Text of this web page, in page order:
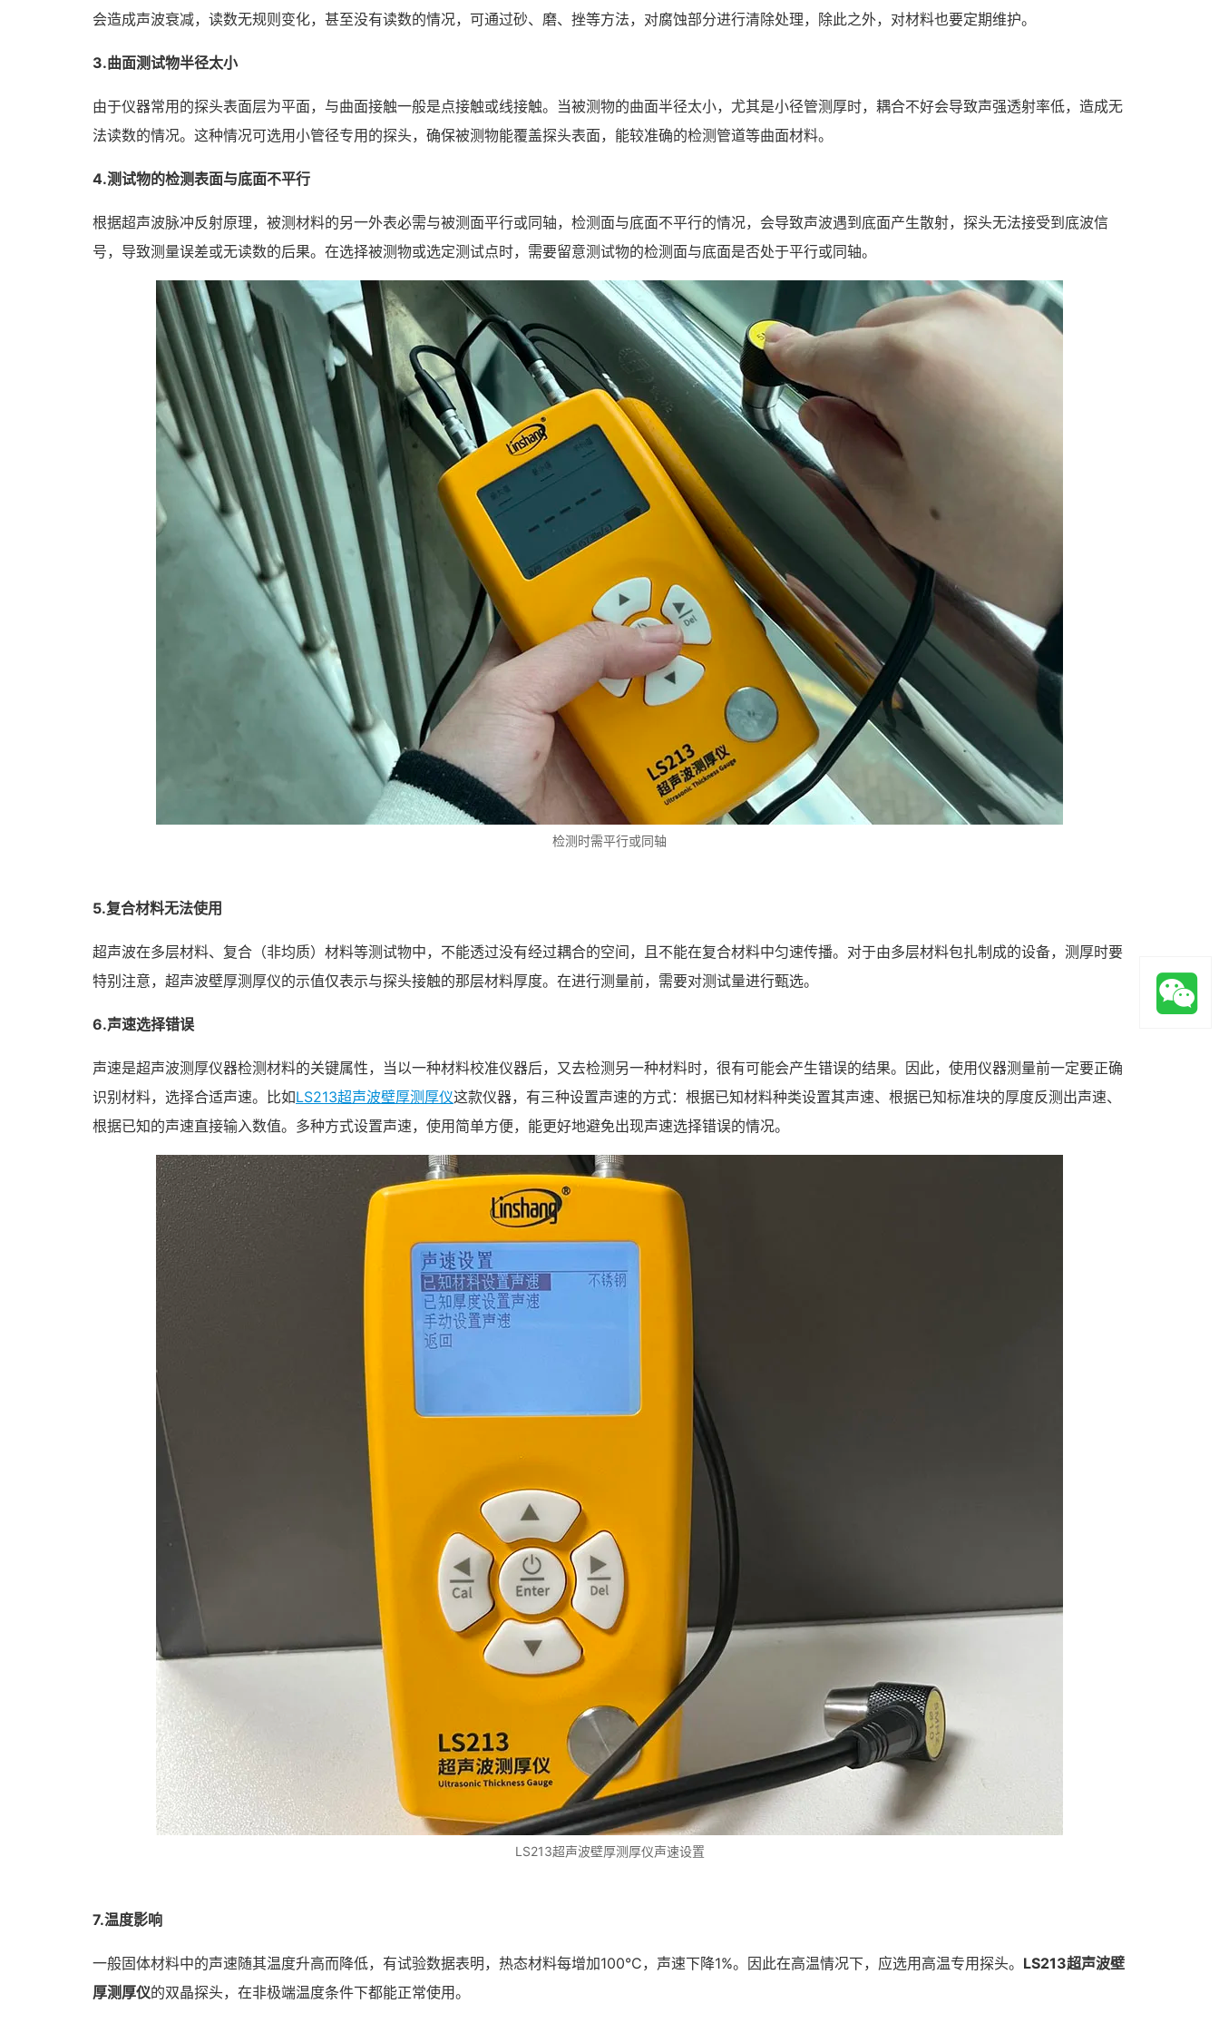
会造成声波衰减，读数无规则变化，甚至没有读数的情况，可通过砂、磨、挫等方法，对腐蚀部分进行清除处理，除此之外，对材料也要定期维护。
3.曲面测试物半径太小
由于仪器常用的探头表面层为平面，与曲面接触一般是点接触或线接触。当被测物的曲面半径太小，尤其是小径管测厚时，耦合不好会导致声强透射率低，造成无
法读数的情况。这种情况可选用小管径专用的探头，确保被测物能覆盖探头表面，能较准确的检测管道等曲面材料。
4.测试物的检测表面与底面不平行
根据超声波脉冲反射原理，被测材料的另一外表必需与被测面平行或同轴，检测面与底面不平行的情况，会导致声波遇到底面产生散射，探头无法接受到底波信
号，导致测量误差或无读数的后果。在选择被测物或选定测试点时，需要留意测试物的检测面与底面是否处于平行或同轴。
检测时需平行或同轴
5.复合材料无法使用
超声波在多层材料、复合（非均质）材料等测试物中，不能透过没有经过耦合的空间，且不能在复合材料中匀速传播。对于由多层材料包扎制成的设备，测厚时要
特别注意，超声波壁厚测厚仪的示值仅表示与探头接触的那层材料厚度。在进行测量前，需要对测试量进行甄选。
6.声速选择错误
声速是超声波测厚仪器检测材料的关键属性，当以一种材料校准仪器后，又去检测另一种材料时，很有可能会产生错误的结果。因此，使用仪器测量前一定要正确
识别材料，选择合适声速。比如LS213超声波壁厚测厚仪这款仪器，有三种设置声速的方式：根据已知材料种类设置其声速、根据已知标准块的厚度反测出声速、
根据已知的声速直接输入数值。多种方式设置声速，使用简单方便，能更好地避免出现声速选择错误的情况。
LS213超声波壁厚测厚仪声速设置
7.温度影响
一般固体材料中的声速随其温度升高而降低，有试验数据表明，热态材料每增加100°C，声速下降1%。因此在高温情况下，应选用高温专用探头。 LS213超声波壁
厚测厚仪的双晶探头，在非极端温度条件下都能正常使用。